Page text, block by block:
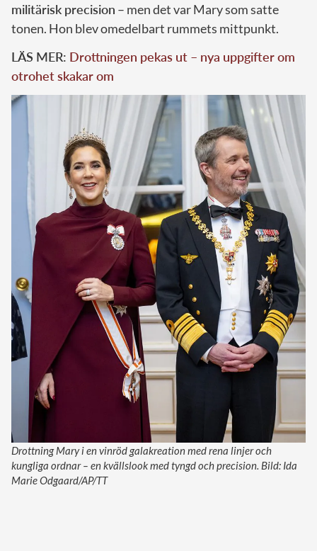
militärisk precision – men det var Mary som satte
tonen. Hon blev omedelbart rummets mittpunkt.
LÄS MER: Drottningen pekas ut – nya uppgifter om
otrohet skakar om
Drottning Mary i en vinröd galakreation med rena linjer och
kungliga ordnar – en kvällslook med tyngd och precision. Bild: Ida
Marie Odgaard/AP/TT